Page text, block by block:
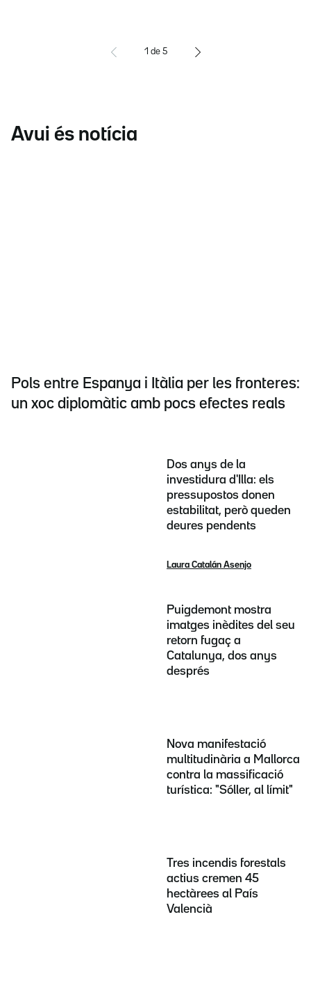
1 de 5
Avui és notícia
Pols entre Espanya i Itàlia per les fronteres:
un xoc diplomàtic amb pocs efectes reals
Dos anys de la
investidura d'Illa: els
pressupostos donen
estabilitat, però queden
deures pendents
Laura Catalán Asenjo
Puigdemont mostra
imatges inèdites del seu
retorn fugaç a
Catalunya, dos anys
després
Nova manifestació
multitudinària a Mallorca
contra la massificació
turística: "Sóller, al límit"
Tres incendis forestals
actius cremen 45
hectàrees al País
Valencià